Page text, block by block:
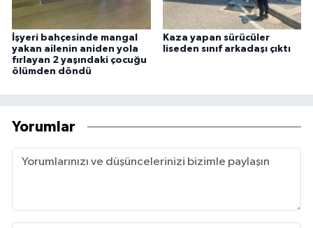
İşyeri bahçesinde mangal
yakan ailenin aniden yola
fırlayan 2 yaşındaki çocuğu
ölümden döndü
Kaza yapan sürücüler
liseden sınıf arkadaşı çıktı
Yorumlar